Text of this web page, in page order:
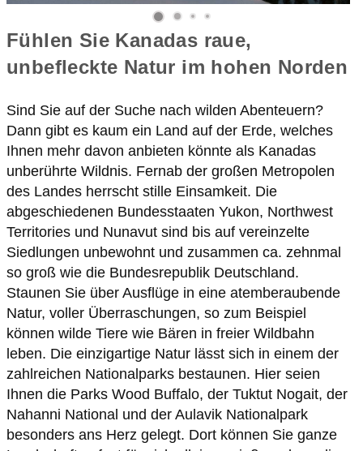
Fühlen Sie Kanadas raue,
Sind Sie auf der Suche nach wilden Abenteuern?
Dann gibt es kaum ein Land auf der Erde, welches
Ihnen mehr davon anbieten könnte als Kanadas
unberührte Wildnis. Fernab der großen Metropolen
des Landes herrscht stille Einsamkeit. Die
abgeschiedenen Bundesstaaten Yukon, Northwest
Territories und Nunavut sind bis auf vereinzelte
Siedlungen unbewohnt und zusammen ca. zehnmal
so groß wie die Bundesrepublik Deutschland.
Staunen Sie über Ausflüge in eine atemberaubende
Natur, voller Überraschungen, so zum Beispiel
können wilde Tiere wie Bären in freier Wildbahn
leben. Die einzigartige Natur lässt sich in einem der
zahlreichen Nationalparks bestaunen. Hier seien
Ihnen die Parks Wood Buffalo, der Tuktut Nogait, der
Nahanni National und der Aulavik Nationalpark
besonders ans Herz gelegt. Dort können Sie ganze